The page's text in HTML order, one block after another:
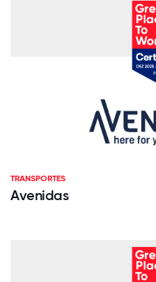
TRANSPORTES
Avenidas